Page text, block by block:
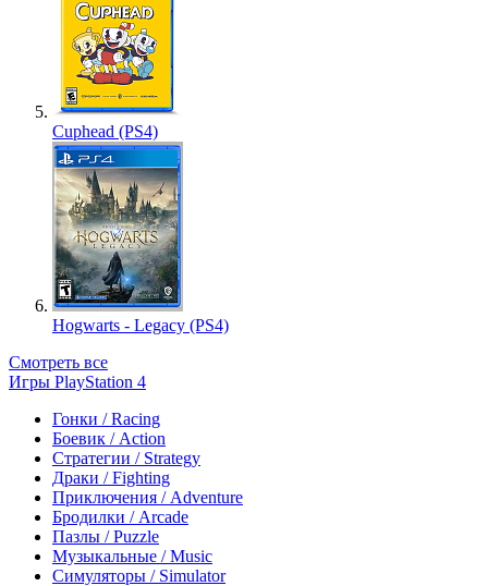
Cuphead (PS4)
Hogwarts - Legacy (PS4)
Смотреть все
Игры PlayStation 4
Гонки / Racing
Боевик / Action
Стратегии / Strategy
Драки / Fighting
Приключения / Adventure
Бродилки / Arcade
Пазлы / Puzzle
Музыкальные / Music
Симуляторы / Simulator